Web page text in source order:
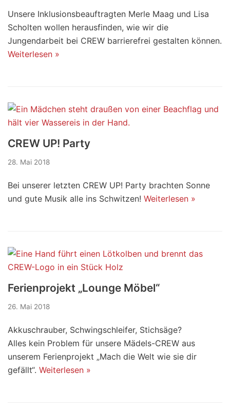
Unsere Inklusionsbeauftragten Merle Maag und Lisa
Scholten wollen herausfinden, wie wir die
Jungendarbeit bei CREW barrierefrei gestalten können.
Weiterlesen »
CREW UP! Party
28. Mai 2018
Bei unserer letzten CREW UP! Party brachten Sonne
und gute Musik alle ins Schwitzen! Weiterlesen »
Ferienprojekt „Lounge Möbel“
26. Mai 2018
Akkuschrauber, Schwingschleifer, Stichsäge?
Alles kein Problem für unsere Mädels-CREW aus
unserem Ferienprojekt „Mach die Welt wie sie dir
gefällt“. Weiterlesen »